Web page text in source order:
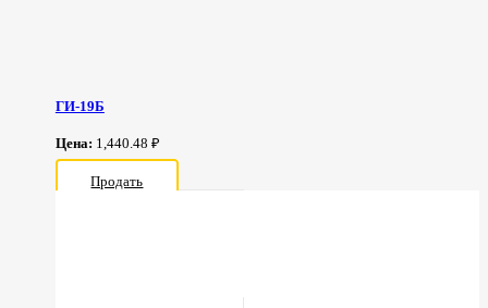
ГИ-19Б
Цена: 1,440.48 ₽
Продать